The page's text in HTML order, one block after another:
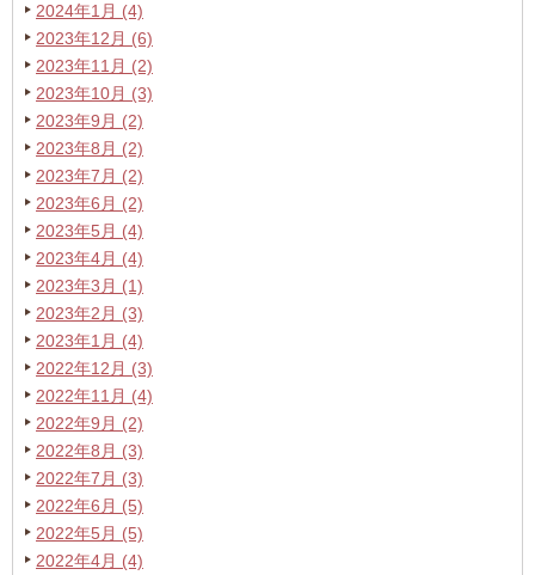
2024年1月 (4)
2023年12月 (6)
2023年11月 (2)
2023年10月 (3)
2023年9月 (2)
2023年8月 (2)
2023年7月 (2)
2023年6月 (2)
2023年5月 (4)
2023年4月 (4)
2023年3月 (1)
2023年2月 (3)
2023年1月 (4)
2022年12月 (3)
2022年11月 (4)
2022年9月 (2)
2022年8月 (3)
2022年7月 (3)
2022年6月 (5)
2022年5月 (5)
2022年4月 (4)